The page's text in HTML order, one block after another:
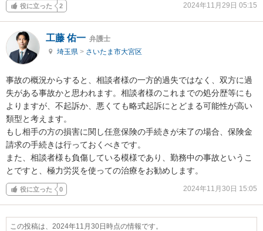
役に立った 2 2024年11月29日 05:15
工藤 佑一 弁護士
埼玉県 > さいたま市大宮区
事故の概況からすると、相談者様の一方的過失ではなく、双方に過
失がある事故かと思われます。相談者様のこれまでの処分歴等にも
よりますが、不起訴か、悪くても略式起訴にとどまる可能性が高い
類型と考えます。
もし相手の方の損害に関し任意保険の手続きが未了の場合、保険金
請求の手続きは行っておくべきです。
また、相談者様も負傷している模様であり、勤務中の事故というこ
とですと、極力労災を使っての治療をお勧めします。
役に立った 0 2024年11月30日 15:05
この投稿は、2024年11月30日時点の情報です。